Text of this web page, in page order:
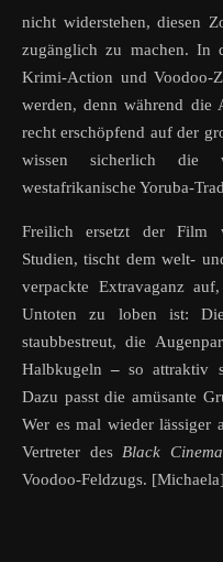
nicht widerstehen, diesen
zugänglich zu machen. In
Krimi-Action und Voodoo-
werden, denn während die
recht erschöpfend auf der
wissen sicherlich die
westafrikanische Yoruba-
Freilich ersetzt der Film
Studien, tischt dem welt-
verpackte Extravaganz
Untoten zu loben ist:
staubbestreut, die
Halbkugeln–so attraktiv
Dazu passt die amüsante
Wer es mal wieder lässiger
Vertreter desBlack Cinema
Voodoo-Feldzugs. [Michaela]